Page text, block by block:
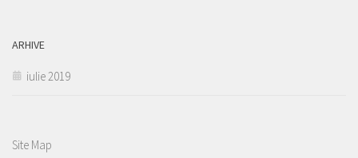
ARHIVE
iulie 2019
Site Map